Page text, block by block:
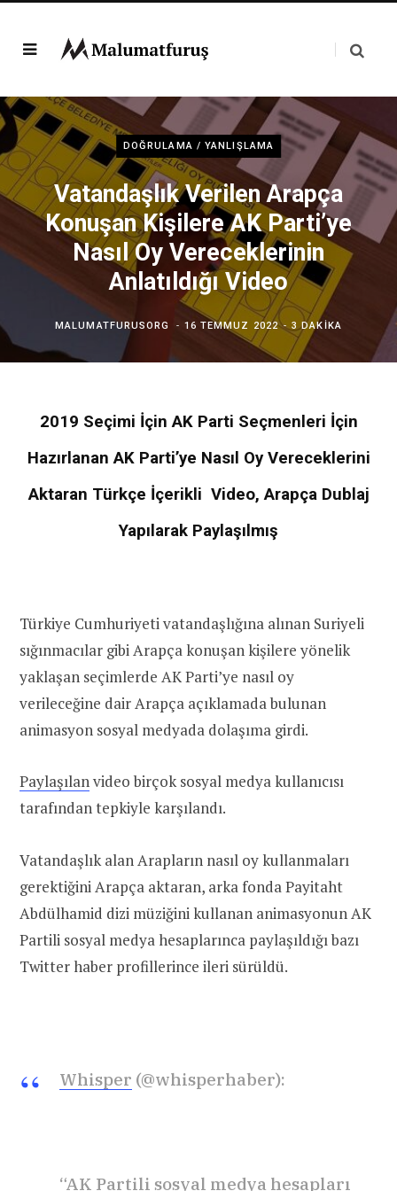
DOĞRULAMA / YANLIŞLAMA
Vatandaşlık Verilen Arapça
Konuşan Kişilere AK Parti’ye
Nasıl Oy Vereceklerinin
Anlatıldığı Video
MALUMATFURUSORG 16 TEMMUZ 2022 3 DAKIKA
2019 Seçimi İçin AK Parti Seçmenleri İçin
Hazırlanan AK Parti’ye Nasıl Oy Vereceklerini
Aktaran Türkçe İçerikli Video, Arapça Dublaj
Yapılarak Paylaşılmış
Türkiye Cumhuriyeti vatandaşlığına alınan Suriyeli
sığınmacılar gibi Arapça konuşan kişilere yönelik
yaklaşan seçimlerde AK Parti’ye nasıl oy
verileceğine dair Arapça açıklamada bulunan
animasyon sosyal medyada dolaşıma girdi.
Paylaşılanvideo birçok sosyal medya kullanıcısı
tarafından tepkiyle karşılandı.
Vatandaşlık alan Arapların nasıl oy kullanmaları
gerektiğini Arapça aktaran, arka fonda Payitaht
Abdülhamid dizi müziğini kullanan animasyonun AK
Partili sosyal medya hesaplarınca paylaşıldığı bazı
Twitter haber profillerince ileri sürüldü.
Whisper (@whisperhaber):
“AK Partili sosyal medya hesapları